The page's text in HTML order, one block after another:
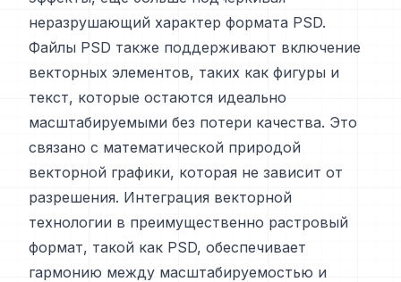
неразрушающий характер формата PSD.
Файлы PSD также поддерживают включение
векторных элементов, таких как фигуры и
текст, которые остаются идеально
масштабируемыми без потери качества. Это
связано с математической природой
векторной графики, которая не зависит от
разрешения. Интеграция векторной
технологии в преимущественно растровый
формат, такой как PSD, обеспечивает
гармонию между масштабируемостью и